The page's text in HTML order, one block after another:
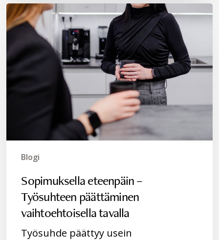
Sopimuksella
eteenpäin
–
Työsuhteen
päättäminen
vaihtoehtoisella
tavalla
Blogi
Sopimuksella eteenpäin –
Työsuhteen päättäminen
vaihtoehtoisella tavalla
Työsuhde päättyy usein